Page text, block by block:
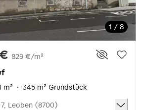
1 / 8
829 €/m²
m² · 345 m² Grundstück
Leoben (8700)